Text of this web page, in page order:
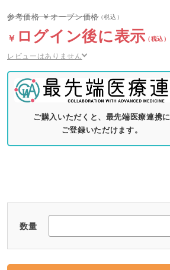
オープン価格
ログイン後に表示
レビューはありません
ご購入いただくと、最先端医療連携に
ご登録いただけます。
数量